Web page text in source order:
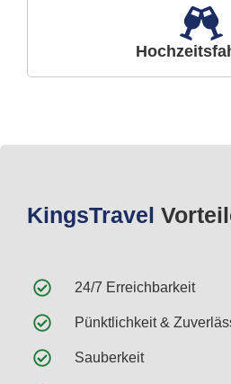
KingsTravel
24/7 Erreichbarkeit
Pünktlichkeit &
Sauberkeit